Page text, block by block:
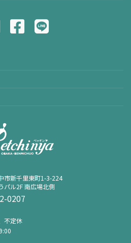
市新千⾥東町1-3-224
パル2F 南広場北側
0207
不定休